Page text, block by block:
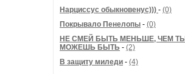
Нарциссус обыкновенус))) - (0)
Покрывало Пенелопы - (0)
НЕ СМЕЙ БЫТЬ МЕНЬШЕ, ЧЕМ ТЫ
МОЖЕШЬ БЫТЬ - (2)
В защиту миледи - (4)